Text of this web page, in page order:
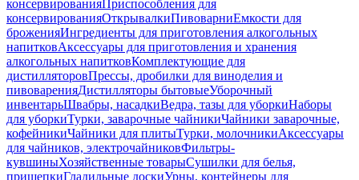
консервированияПриспособления для
консервированияОткрывалкиПивоварниЕмкости для
броженияИнгредиенты для приготовления алкогольных
напитковАксессуары для приготовления и хранения
алкогольных напитковКомплектующие для
дистилляторовПрессы, дробилки для виноделия и
пивоваренияДистилляторы бытовыеУборочный
инвентарьШвабры, насадкиВедра, тазы для уборкиНаборы
для уборкиТурки, заварочные чайникиЧайники заварочные,
кофейникиЧайники для плитыТурки, молочникиАксессуары
для чайников, электрочайниковФильтры-
кувшиныХозяйственные товарыСушилки для белья,
прищепкиГладильные доскиУрны, контейнеры для